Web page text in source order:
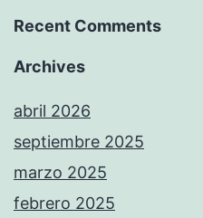
Recent Comments
Archives
abril 2026
septiembre 2025
marzo 2025
febrero 2025